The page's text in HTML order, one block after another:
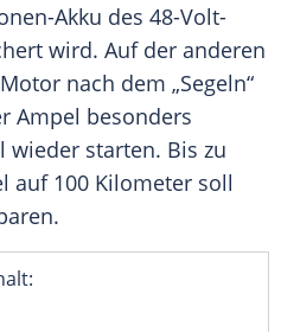
Akku des 48-Volt-
wird. Auf der anderen
nach dem „Segeln“
Ampel besonders
starten. Bis zu
auf 100 Kilometer soll